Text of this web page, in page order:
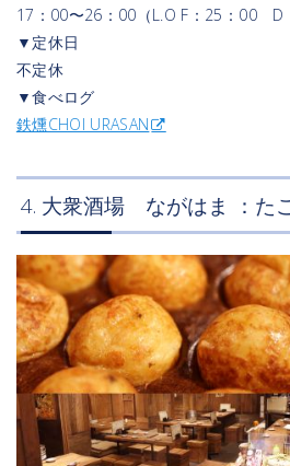
17：00〜26：00（L.O F：25：00 D
▼定休日
不定休
▼食べログ
鉄燻CHOI URASAN
4. 大衆酒場 ながはま ：た